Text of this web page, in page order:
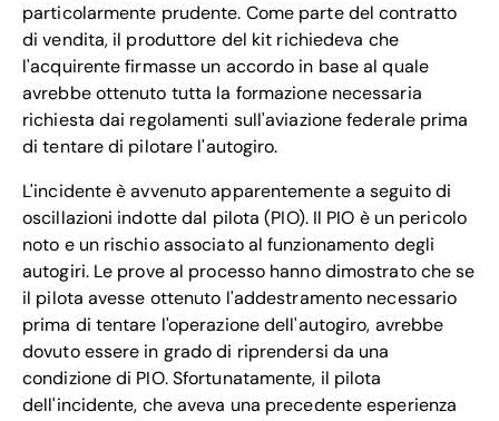
particolarmente prudente. Come parte del contratto
di vendita, il produttore del kit richiedeva che
l'acquirente firmasse un accordo in base al quale
avrebbe ottenuto tutta la formazione necessaria
richiesta dai regolamenti sull'aviazione federale prima
di tentare di pilotare l'autogiro.
L'incidente è avvenuto apparentemente a seguito di
oscillazioni indotte dal pilota (PIO). Il PIO è un pericolo
noto e un rischio associato al funzionamento degli
autogiri. Le prove al processo hanno dimostrato che se
il pilota avesse ottenuto l'addestramento necessario
prima di tentare l'operazione dell'autogiro, avrebbe
dovuto essere in grado di riprendersi da una
condizione di PIO. Sfortunatamente, il pilota
dell'incidente, che aveva una precedente esperienza